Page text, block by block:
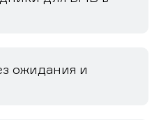
ожидания и